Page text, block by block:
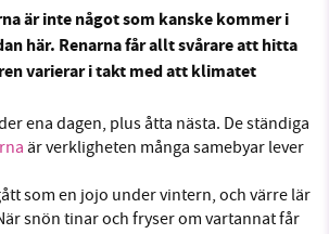
Instagram BlueSky
LinkedIn
är inte något som kanske kommer i
här. Renarna får allt svårare att hitta
varierar i takt med att klimatet
ena dagen, plus åtta nästa. De ständiga
är verkligheten många samebyar lever
som en jojo under vintern, och värre lär
snön tinar och fryser om vartannat får
för en hållbar framtid. Sedan
har vår ideella redaktion drivit
framåt genom
och granskningar. Nu vill vi